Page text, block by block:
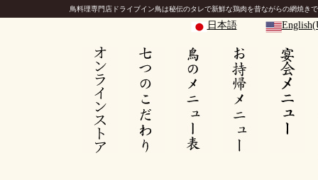
鳥料理専門店ドライブイン鳥は秘伝のタレで新鮮な鶏肉を昔ながらの網焼き
日本語